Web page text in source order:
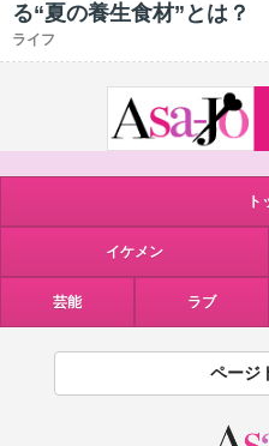
る“夏の養生食材”とは？
ライフ
イケメン
芸能 ラブ
ページ